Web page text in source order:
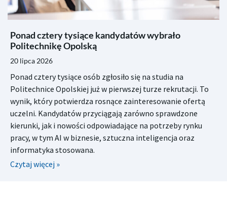
Ponad cztery tysiące kandydatów wybrało
Politechnikę Opolską
20 lipca 2026
Ponad cztery tysiące osób zgłosiło się na studia na
Politechnice Opolskiej już w pierwszej turze rekrutacji. To
wynik, który potwierdza rosnące zainteresowanie ofertą
uczelni. Kandydatów przyciągają zarówno sprawdzone
kierunki, jak i nowości odpowiadające na potrzeby rynku
pracy, w tym AI w biznesie, sztuczna inteligencja oraz
informatyka stosowana.
Czytaj więcej »